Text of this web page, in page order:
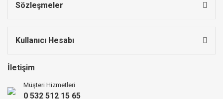
Sözleşmeler
Kullanıcı Hesabı
İletişim
Müşteri Hizmetleri
0 532 512 15 65